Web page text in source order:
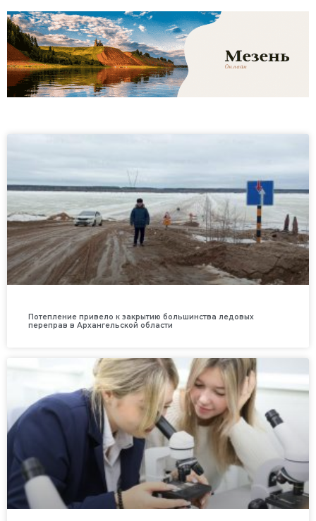
Потепление привело к закрытию большинства ледовых
переправ в Архангельской области